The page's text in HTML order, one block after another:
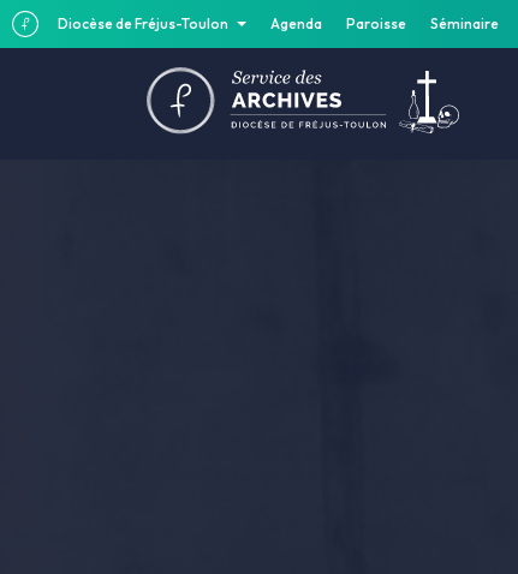
Diocèse de Fréjus-Toulon Agenda Paroisse Séminaire